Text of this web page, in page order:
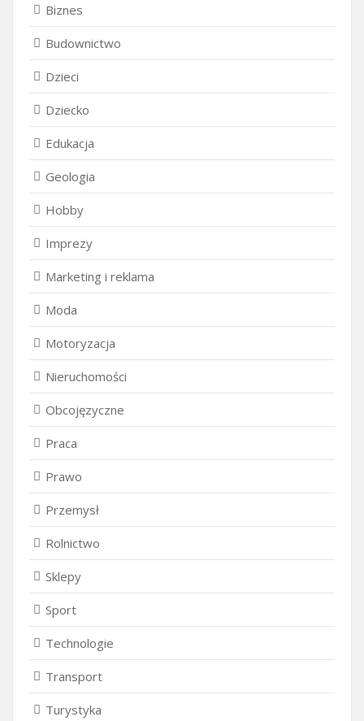
Biznes
Budownictwo
Dzieci
Dziecko
Edukacja
Geologia
Hobby
Imprezy
Marketing i reklama
Moda
Motoryzacja
Nieruchomości
Obcojęzyczne
Praca
Prawo
Przemysł
Rolnictwo
Sklepy
Sport
Technologie
Transport
Turystyka